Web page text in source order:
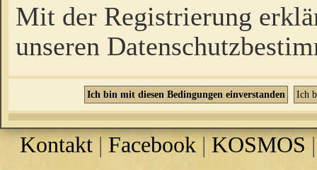
Mit der Registrierung
unseren
Kontakt |Facebook | KOSMOS